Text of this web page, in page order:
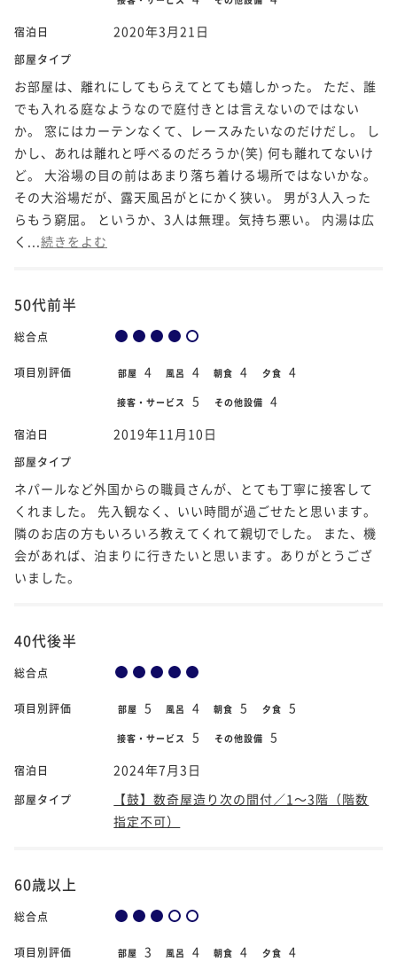
宿泊日 2020年3月21日
部屋タイプ
お部屋は、離れにしてもらえてとても嬉しかった。 ただ、誰
でも入れる庭なようなので庭付きとは言えないのではない
か。 窓にはカーテンなくて、レースみたいなのだけだし。 し
かし、あれは離れと呼べるのだろうか(笑) 何も離れてないけ
ど。 大浴場の目の前はあまり落ち着ける場所ではないかな。
その大浴場だが、露天風呂がとにかく狭い。 男が3人入った
らもう窮屈。 というか、3人は無理。気持ち悪い。 内湯は広
く... 続きをよむ
50代前半
総合点
項目別評価 部屋 4 風呂 4 朝食 4 夕食 4
接客・サービス 5 その他設備 4
宿泊日 2019年11月10日
部屋タイプ
ネパールなど外国からの職員さんが、とても丁寧に接客して
くれました。 先入観なく、いい時間が過ごせたと思います。
隣のお店の方もいろいろ教えてくれて親切でした。 また、機
会があれば、泊まりに行きたいと思います。ありがとうござ
いました。
40代後半
総合点
項目別評価 部屋 5 風呂 4 朝食 5 夕食 5
接客・サービス 5 その他設備 5
宿泊日 2024年7月3日
部屋タイプ
【鼓】数奇屋造り次の間付／1～3階（階数
指定不可）
60歳以上
総合点
項目別評価 部屋 3 風呂 4 朝食 4 夕食 4